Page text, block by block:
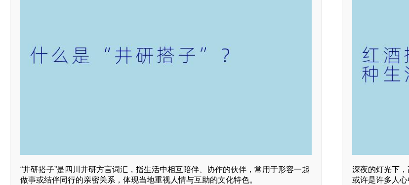
“井研搭子”是四川井研方言词汇，指生活中相互陪伴、协作的伙伴，常用于形容一起
做事或结伴同行的亲密关系，体现当地重视人情与互助的文化特色。
深夜的灯光下
或许是许多人